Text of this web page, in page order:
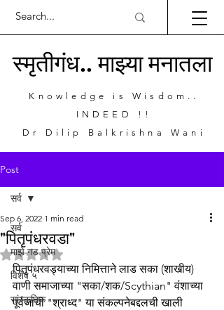
स्मृतीगंध.. माझ्या मनातला
Knowledge is Wisdom..
INDEED !!
Dr Dilip Balkrishna Wani
Post
सर्व
माझे गड प्रेम
विशेष ५
सांस्कृतिक
सर्व
"पितृपंधरवडा"
Sep 6, 2022 1 min read
Rated NaN out of 5 stars.
पितृपंधरवड्याच्या निमित्ताने लाड सका (शाखीय)
वाणी समाजाच्या "सका/शक/Scythian" वंशाच्या
पूर्वजांची "श्राध्द" या संकल्पनेबद्दलची खाली